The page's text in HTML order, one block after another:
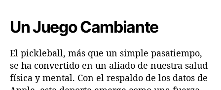
Un Juego Cambiante
El pickleball, más que un simple pasatiempo,
se ha convertido en un aliado de nuestra salud
física y mental. Con el respaldo de los datos de